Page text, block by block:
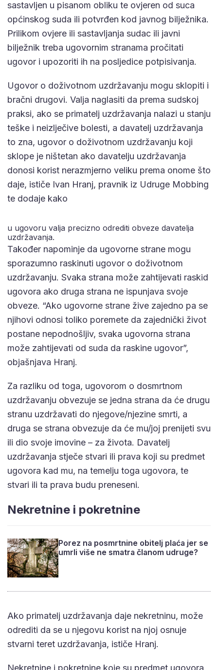
sastavljen u pisanom obliku te ovjeren od suca
općinskog suda ili potvrđen kod javnog bilježnika.
Prilikom ovjere ili sastavljanja sudac ili javni
bilježnik treba ugovornim stranama pročitati
ugovor i upozoriti ih na posljedice potpisivanja.
Ugovor o doživotnom uzdržavanju mogu sklopiti i
bračni drugovi. Valja naglasiti da prema sudskoj
praksi, ako se primatelj uzdržavanja nalazi u stanju
teške i neizlječive bolesti, a davatelj uzdržavanja
to zna, ugovor o doživotnom uzdržavanju koji
sklope je ništetan ako davatelju uzdržavanja
donosi korist nerazmjerno veliku prema onome što
daje, ističe Ivan Hranj, pravnik iz Udruge Mobbing
te dodaje kako
u ugovoru valja precizno odrediti obveze davatelja
uzdržavanja.
Također napominje da ugovorne strane mogu
sporazumno raskinuti ugovor o doživotnom
uzdržavanju. Svaka strana može zahtijevati raskid
ugovora ako druga strana ne ispunjava svoje
obveze. “Ako ugovorne strane žive zajedno pa se
njihovi odnosi toliko poremete da zajednički život
postane nepodnošljiv, svaka ugovorna strana
može zahtijevati od suda da raskine ugovor”,
objašnjava Hranj.
Za razliku od toga, ugovorom o dosmrtnom
uzdržavanju obvezuje se jedna strana da će drugu
stranu uzdržavati do njegove/njezine smrti, a
druga se strana obvezuje da će mu/joj prenijeti svu
ili dio svoje imovine – za života. Davatelj
uzdržavanja stječe stvari ili prava koji su predmet
ugovora kad mu, na temelju toga ugovora, te
stvari ili ta prava budu preneseni.
Nekretnine i pokretnine
Porez na posmrtnine obitelj plaća jer se
umrli više ne smatra članom udruge?
Ako primatelj uzdržavanja daje nekretninu, može
odrediti da se u njegovu korist na njoj osnuje
stvarni teret uzdržavanja, ističe Hranj.
Nekretnine i pokretnine koje su predmet ugovora